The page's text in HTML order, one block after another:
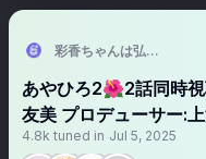
彩香ちゃんは弘子先輩
あやひろ2🌺2話同時
友美 プロデューサー:
4.8k tuned in Jul 5, 2025